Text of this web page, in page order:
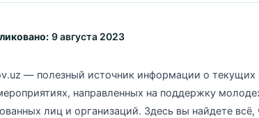
9 августа 2023
— полезный источник информации о текущих
направленных на поддержку
лиц и организаций. Здесь вы найдете